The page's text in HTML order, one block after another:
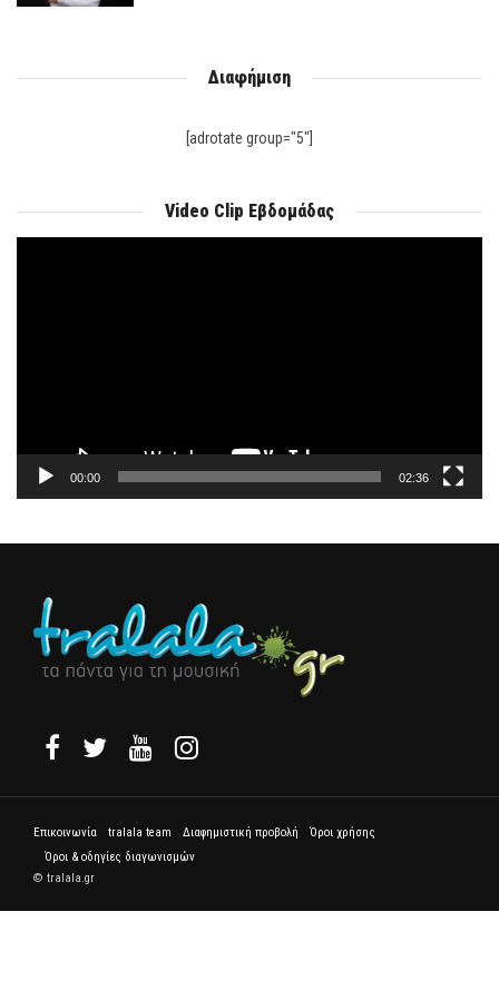
Διαφήμιση
[adrotate group="5"]
Video Clip Εβδομάδας
00:00 02:36
Επικοινωνία tralala team Διαφημιστική προβολή
Όροι χρήσης
Όροι & οδηγίες διαγωνισμών
© tralala.gr